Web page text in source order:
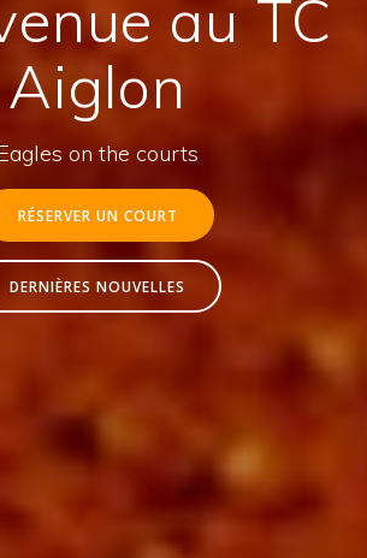
au TC
Aiglon
on the courts
RÉSERVER UN COURT
DERNIÈRES NOUVELLES